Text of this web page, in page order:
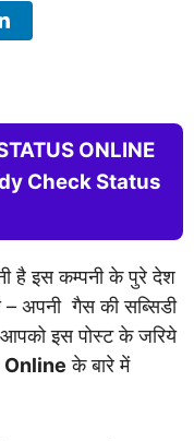
ONLINE
Check Status
है इस कम्पनी के पुरे देश
– अपनी गैस की सब्सिडी
इस पोस्ट के जरिये
Online के बारे में